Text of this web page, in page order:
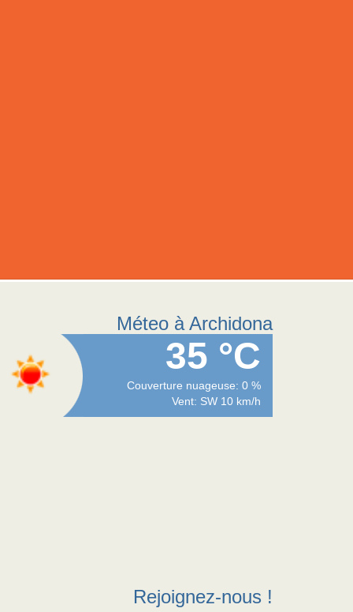
Méteo à Archidona
35 °C
Couverture nuageuse: 0 %
Vent: SW 10 km/h
Rejoignez-nous !